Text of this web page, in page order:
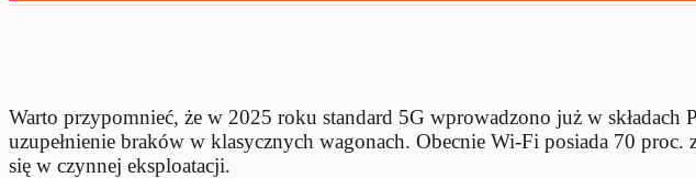
Warto przypomnieć, że w 2025 roku standard 5G wprowadzono już w składach
uzupełnienie braków w klasycznych wagonach. Obecnie Wi-Fi posiada 70
się w czynnej eksploatacji.